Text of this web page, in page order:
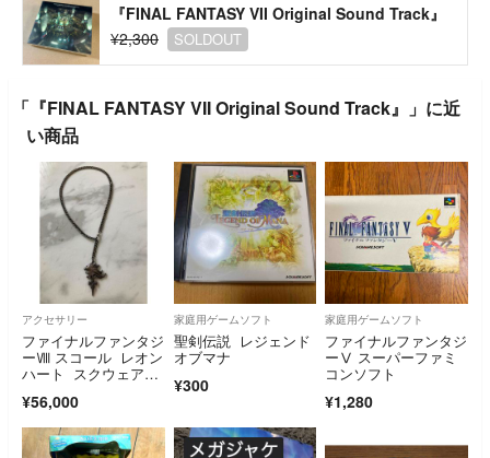
『FINAL FANTASY VII Original Sound Track』
¥2,300
SOLDOUT
「『FINAL FANTASY VII Original Sound Track』」に近
い商品
アクセサリー
ファイナルファンタジ
ーⅧ スコール レオン
ハート スクウェア公
¥56,000
家庭用ゲームソフト
聖剣伝説 レジェンド
オブマナ
¥300
家庭用ゲームソフト
ファイナルファンタジ
ーⅤ スーパーファミ
コンソフト
¥1,280